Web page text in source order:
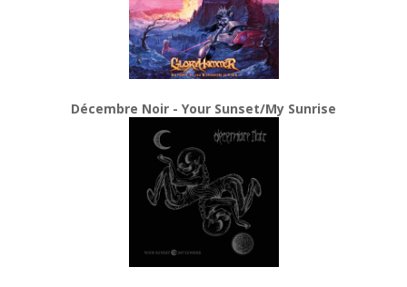
Décembre Noir - Your Sunset/My Sunrise